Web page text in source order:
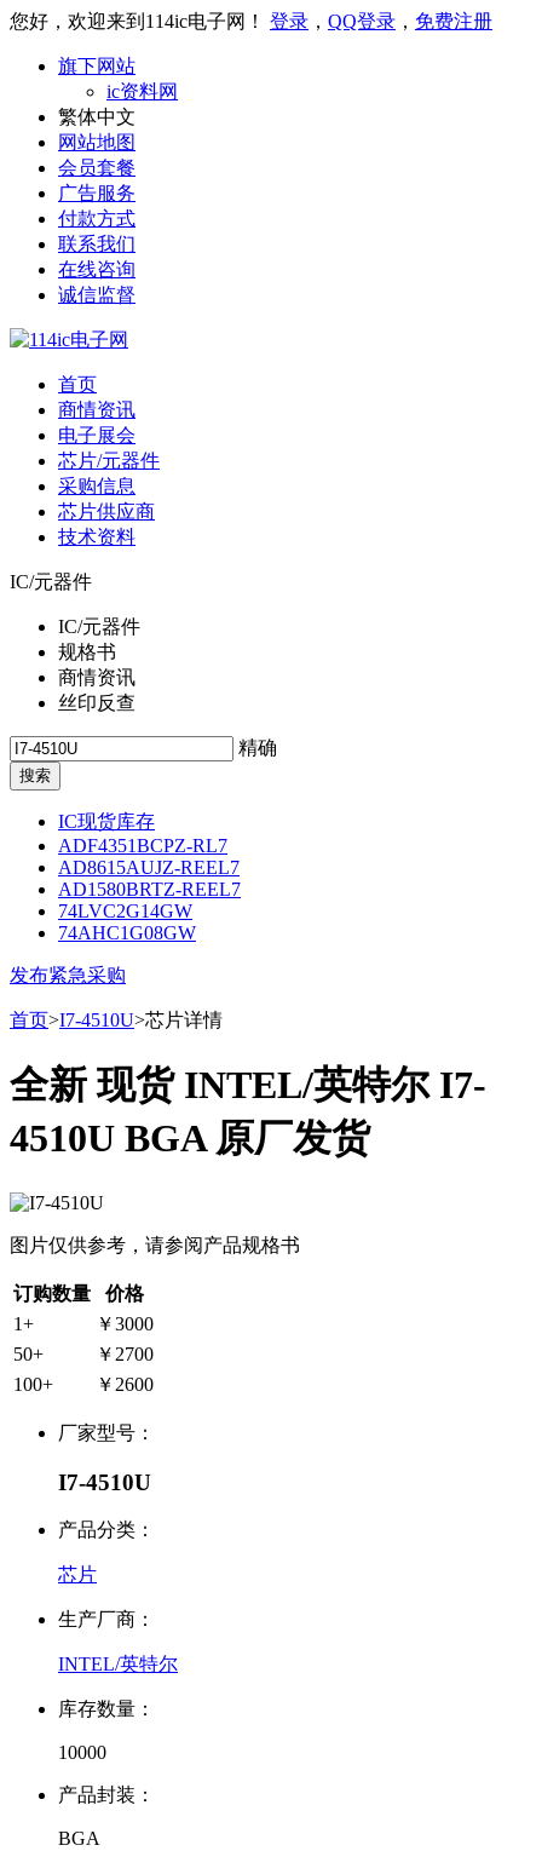
您好，欢迎来到114ic电子网！ 登录 ， QQ登录 ， 免费注册
旗下网站
ic资料网
繁体中文
网站地图
会员套餐
广告服务
付款方式
联系我们
在线咨询
诚信监督
首页
商情资讯
电子展会
芯片/元器件
采购信息
芯片供应商
技术资料
IC/元器件
IC/元器件
规格书
商情资讯
丝印反查
精确
IC现货库存
ADF4351BCPZ-RL7
AD8615AUJZ-REEL7
AD1580BRTZ-REEL7
74LVC2G14GW
74AHC1G08GW
发布紧急采购
首页>I7-4510U>芯片详情
全新 现货 INTEL/英特尔 I7-
4510U BGA 原厂发货
图片仅供参考，请参阅产品规格书
订购数量
价格
1+
￥3000
50+
￥2700
100+
￥2600
厂家型号：
I7-4510U
产品分类：
芯片
生产厂商：
INTEL/英特尔
库存数量：
10000
产品封装：
BGA